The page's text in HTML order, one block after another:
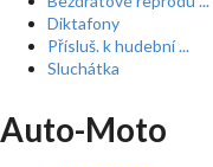
Diktafony
Přísluš. k hudební ...
Sluchátka
Auto-Moto